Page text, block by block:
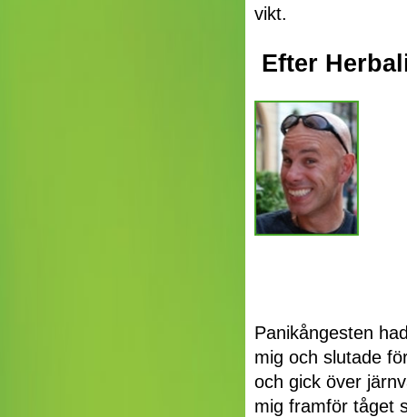
vikt.
Efter
Panikångesten
mig och slutade
och gick över
mig framför tåget